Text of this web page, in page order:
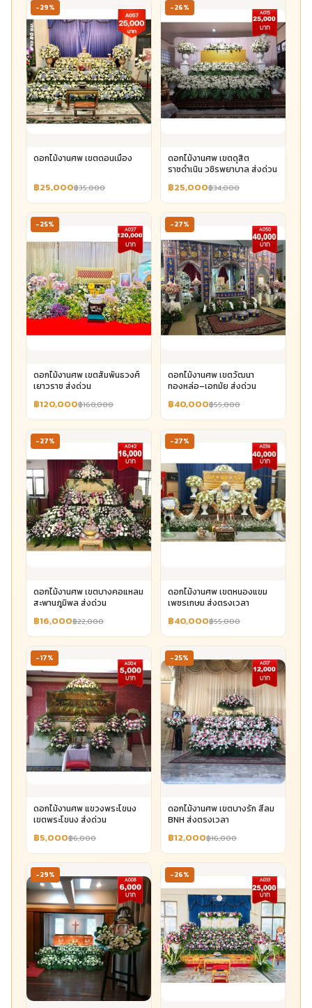
-29%
ดอกไม้งานศพ เขตดอนเมือง
฿25,000฿35,000
-26%
ดอกไม้งานศพ เขตดุสิต
ราชดำเนิน วชิรพยาบาล ส่งด่วน
฿25,000฿34,000
-25%
ดอกไม้งานศพ เขตสัมพันธวงศ์
เยาวราช ส่งด่วน
฿120,000฿160,000
-27%
ดอกไม้งานศพ เขตวัฒนา
ทองหล่อ–เอกมัย ส่งด่วน
฿40,000฿55,000
-27%
ดอกไม้งานศพ เขตบางคอแหลม
สะพานภูมิพล ส่งด่วน
฿16,000฿22,000
-27%
ดอกไม้งานศพ เขตหนองแขม
เพชรเกษม ส่งตรงเวลา
฿40,000฿55,000
-17%
ดอกไม้งานศพ แขวงพระโขนง
เขตพระโขนง ส่งด่วน
฿5,000฿6,000
-25%
ดอกไม้งานศพ เขตบางรัก สีลม
BNH ส่งตรงเวลา
฿12,000฿16,000
-29% -26%